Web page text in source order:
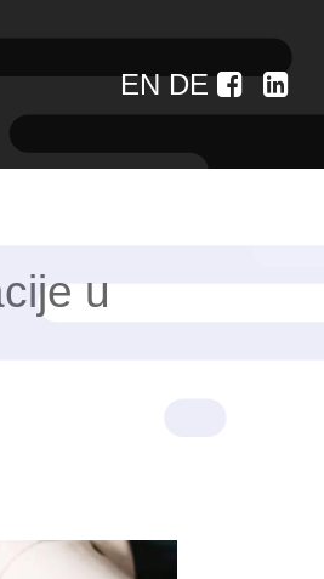
EN DE
u